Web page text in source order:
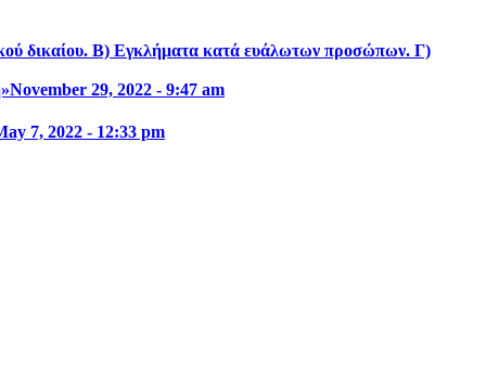
δικαίου. Β) Εγκλήματα κατά ευάλωτων προσώπων. Γ)
November 29, 2022 - 9:47 am
7, 2022 - 12:33 pm